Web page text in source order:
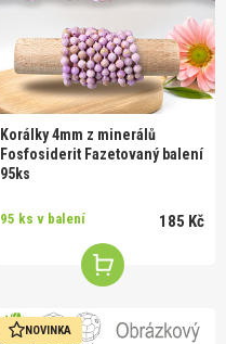
Korálky 4mm z minerálů
Fosfosiderit Fazetovaný balení
95ks
95 ks v balení 185 Kč
NOVINKA